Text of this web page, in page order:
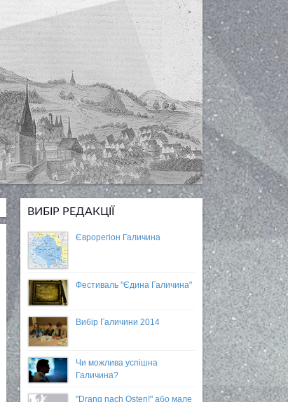
ВИБІР РЕДАКЦІЇ
Єврорегіон Галичина
Фестиваль "Єдина Галичина"
Вибір Галичини 2014
Чи можлива успішна
Галичина?
"Drang nach Osten!" або мале